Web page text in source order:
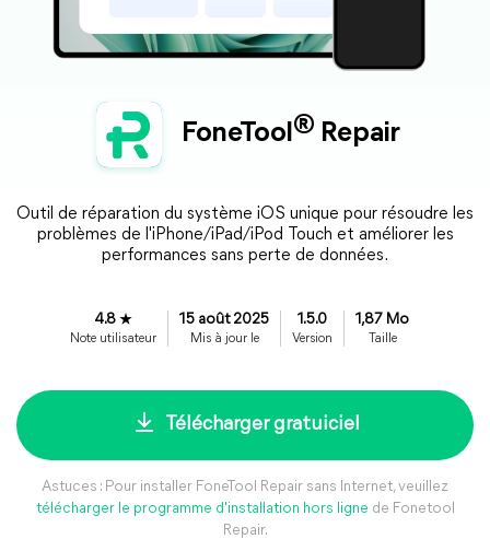
FoneTool® Repair
Outil de réparation du système iOS unique pour résoudre les
problèmes de l'iPhone/iPad/iPod Touch et améliorer les
performances sans perte de données.
4.8
Note utilisateur
15 août 2025
Mis à jour le
1.5.0
Version
1,87 Mo
Taille
Télécharger gratuiciel
Astuces : Pour installer FoneTool Repair sans Internet, veuillez
télécharger le programme d'installation hors ligne de Fonetool
Repair.